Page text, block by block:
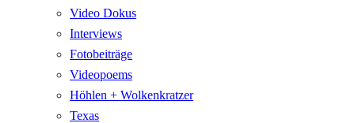
Video Dokus
Interviews
Fotobeiträge
Videopoems
Höhlen + Wolkenkratzer
Texas